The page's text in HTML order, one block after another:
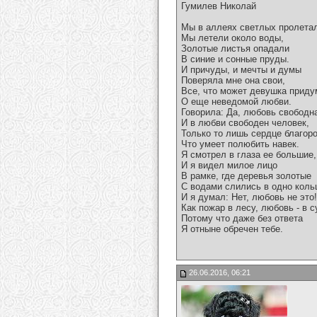
Гумилев Николай
Мы в аллеях светлых
Мы летели около воды,
Золотые листья опадали
В синие и сонные пруды.
И причуды, и мечты и думы
Поверяла мне она свои,
Все, что может девушка
О еще неведомой любви.
Говорила: Да, любовь
И в любви свободен человек,
Только то лишь сердце
Что умеет полюбить навек.
Я смотрел в глаза ее большие,
И я видел милое лицо
В рамке, где деревья золотые
С водами слились в одно
И я думал: Нет, любовь не это!
Как пожар в лесу, любовь - в
Потому что даже без ответа
Я отныне обречен тебе.
26.06.2016, 06:21